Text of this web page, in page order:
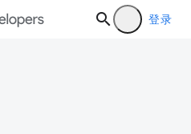
登录